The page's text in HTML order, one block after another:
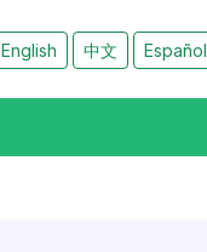
English 中文 Español